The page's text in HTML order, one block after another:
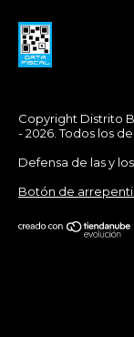
Copyright Distrito
- 2026. Todos los
Defensa de las y
Botón de